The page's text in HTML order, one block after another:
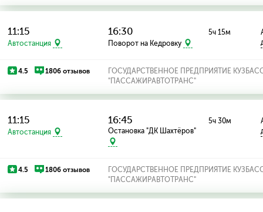
11:15
Автостанция
16:30
Поворот на Кедровку
5ч 15м
4.5 1806 отзывов
ГОСУДАРСТВЕННОЕ ПРЕДПРИЯТИЕ
"ПАССАЖИРАВТОТРАНС"
11:15
Автостанция
16:45
Остановка "ДК Шахтёров"
5ч 30м
4.5 1806 отзывов
ГОСУДАРСТВЕННОЕ ПРЕДПРИЯТИЕ
"ПАССАЖИРАВТОТРАНС"